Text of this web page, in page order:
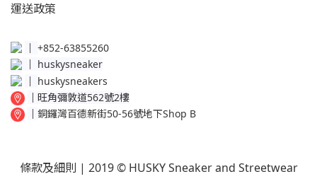
運送政策​
│ +852-63855260
huskysneaker
│ huskysneakers
│ 旺角彌敦道562號2樓
│ 銅鑼灣百德新街50-56號地下Shop B
條款及細則 | 2019 © HUSKY Sneaker and Streetwear